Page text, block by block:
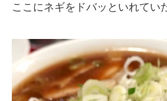
ここにネギをドバッといれてい